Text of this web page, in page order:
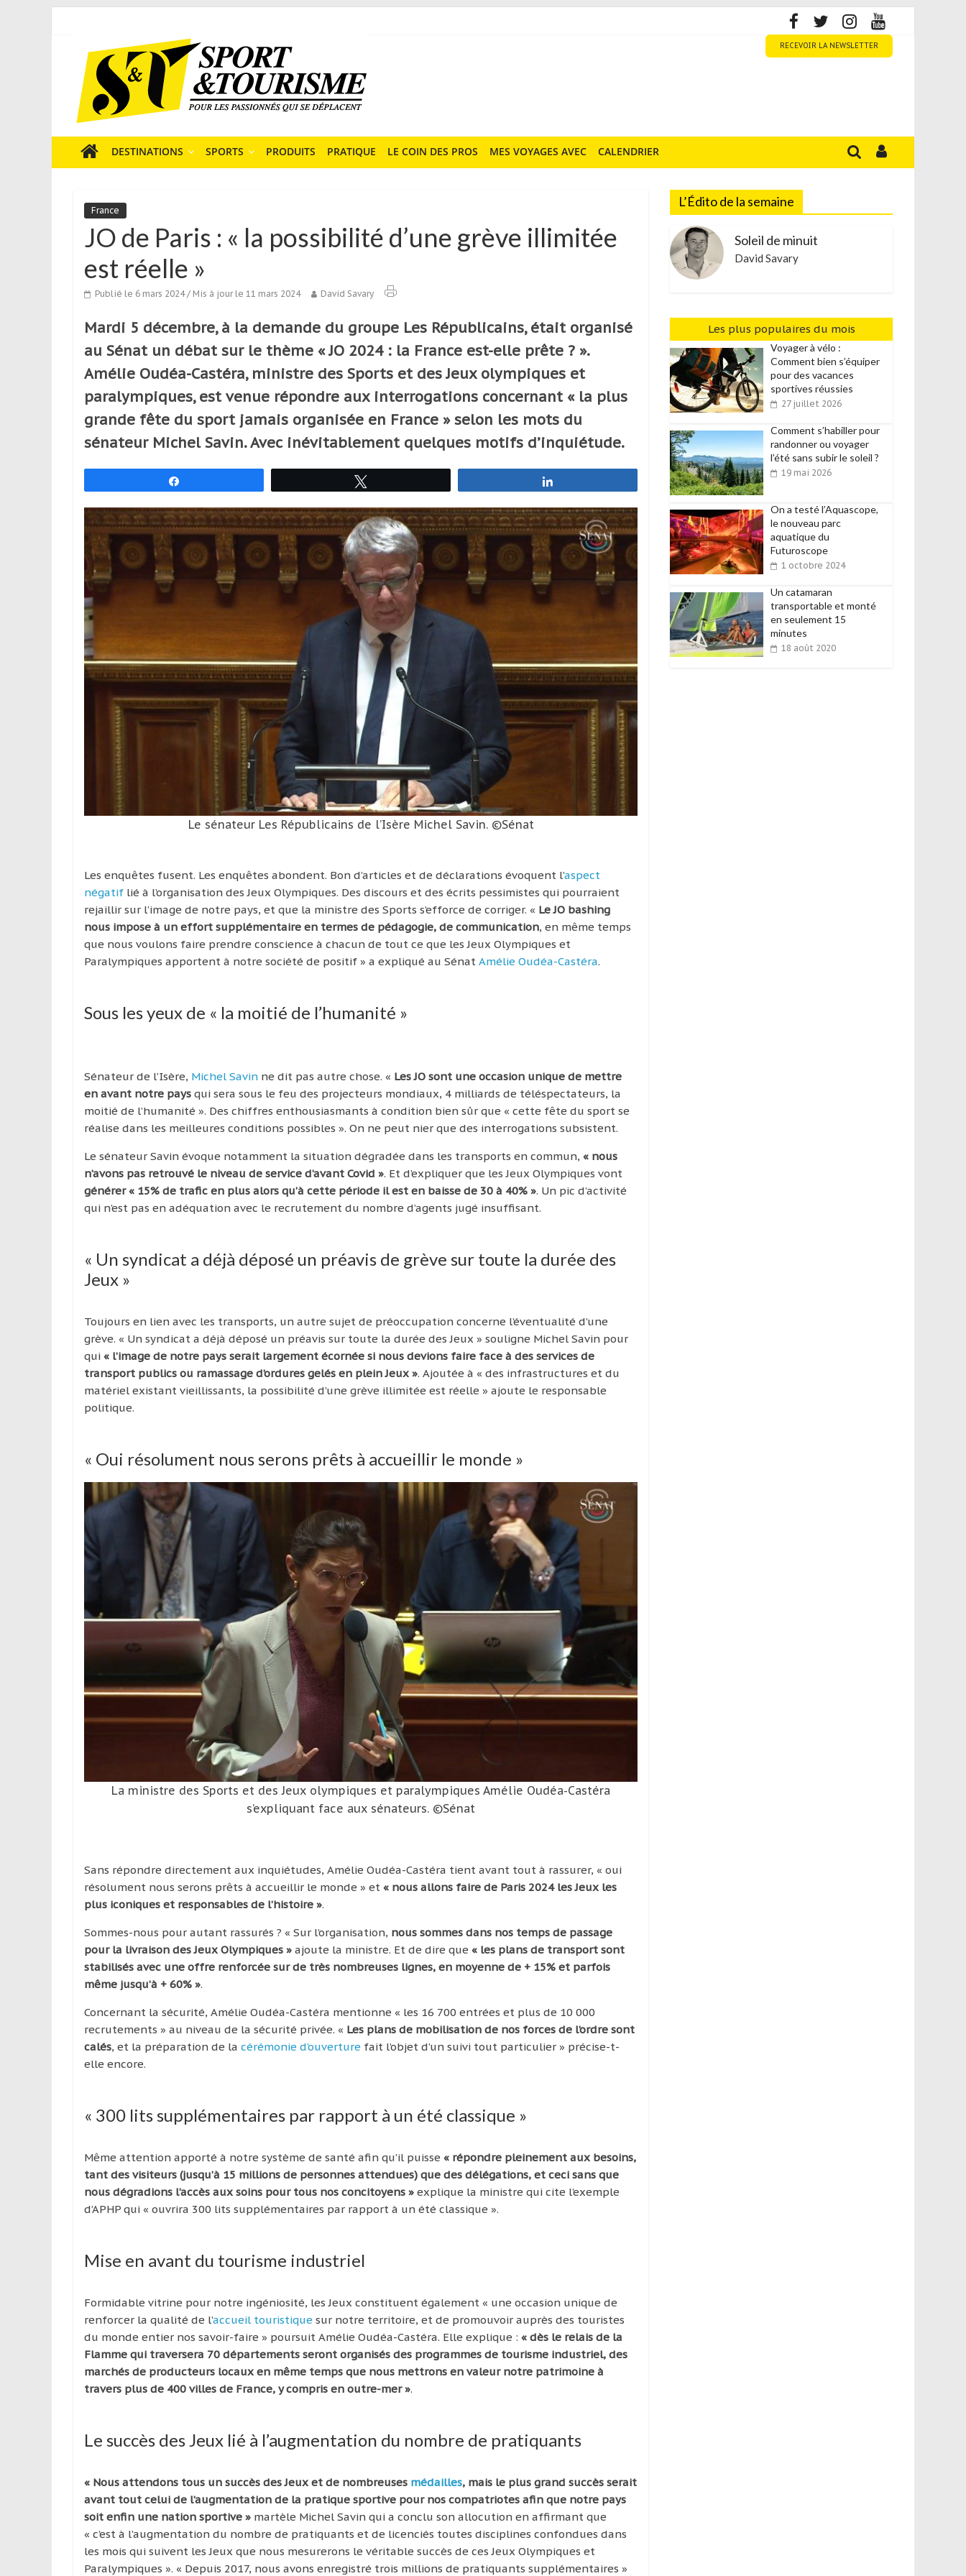
content
Tourisme
est
un
média
sur
sportif
s’adresse
aux
ponctuels
ou
réguliers,
pratiquants,
passionnés
simples
spectateurs
de
qui
se
déplacent
en
France
l’étranger
pour
leur
passion,
tout
profitant
découverte
culturelle
pays
région
RECEVOIR LA NEWSLETTER
DESTINATIONS SPORTS PRODUITS PRATIQUE LE COIN DES PROS MES VOYAGES AVEC CALENDRIER
France
JO de Paris : « la possibilité d’une grève illimitée
est réelle »
Publié le 6 mars 2024/ Mis à jour le 11 mars 2024 David Savary
Mardi 5 décembre, à la demande du groupe Les Républicains, était organisé
au Sénat un débat sur le thème « JO 2024 : la France est-elle prête ? ».
Amélie Oudéa-Castéra, ministre des Sports et des Jeux olympiques et
paralympiques, est venue répondre aux interrogations concernant « la plus
grande fête du sport jamais organisée en France » selon les mots du
sénateur Michel Savin. Avec inévitablement quelques motifs d’inquiétude.
Le sénateur Les Républicains de l’Isère Michel Savin. ©Sénat
Les enquêtes fusent. Les enquêtes abondent. Bon d’articles et de déclarations évoquent l’aspect
négatif lié à l’organisation des Jeux Olympiques. Des discours et des écrits pessimistes qui pourraient
rejaillir sur l’image de notre pays, et que la ministre des Sports s’efforce de corriger. « Le JO bashing
nous impose à un effort supplémentaire en termes de pédagogie, de communication, en même temps
que nous voulons faire prendre conscience à chacun de tout ce que les Jeux Olympiques et
Paralympiques apportent à notre société de positif » a expliqué au Sénat Amélie Oudéa-Castéra.
Sous les yeux de « la moitié de l’humanité »
Sénateur de l’Isère, Michel Savin ne dit pas autre chose. « Les JO sont une occasion unique de mettre
en avant notre pays qui sera sous le feu des projecteurs mondiaux, 4 milliards de téléspectateurs, la
moitié de l’humanité ». Des chiffres enthousiasmants à condition bien sûr que « cette fête du sport se
réalise dans les meilleures conditions possibles ». On ne peut nier que des interrogations subsistent.
Le sénateur Savin évoque notamment la situation dégradée dans les transports en commun, « nous
n’avons pas retrouvé le niveau de service d’avant Covid ». Et d’expliquer que les Jeux Olympiques vont
générer « 15% de trafic en plus alors qu’à cette période il est en baisse de 30 à 40% ». Un pic d’activité
qui n’est pas en adéquation avec le recrutement du nombre d’agents jugé insuffisant.
« Un syndicat a déjà déposé un préavis de grève sur toute la durée des
Jeux »
Toujours en lien avec les transports, un autre sujet de préoccupation concerne l’éventualité d’une
grève. « Un syndicat a déjà déposé un préavis sur toute la durée des Jeux » souligne Michel Savin pour
qui « l’image de notre pays serait largement écornée si nous devions faire face à des services de
transport publics ou ramassage d’ordures gelés en plein Jeux ». Ajoutée à « des infrastructures et du
matériel existant vieillissants, la possibilité d’une grève illimitée est réelle » ajoute le responsable
politique.
« Oui résolument nous serons prêts à accueillir le monde »
La ministre des Sports et des Jeux olympiques et paralympiques Amélie Oudéa-Castéra
s’expliquant face aux sénateurs. ©Sénat
Sans répondre directement aux inquiétudes, Amélie Oudéa-Castéra tient avant tout à rassurer, « oui
résolument nous serons prêts à accueillir le monde » et « nous allons faire de Paris 2024 les Jeux les
plus iconiques et responsables de l’histoire ».
Sommes-nous pour autant rassurés ? « Sur l’organisation, nous sommes dans nos temps de passage
pour la livraison des Jeux Olympiques » ajoute la ministre. Et de dire que « les plans de transport sont
stabilisés avec une offre renforcée sur de très nombreuses lignes, en moyenne de + 15% et parfois
même jusqu’à + 60% ».
Concernant la sécurité, Amélie Oudéa-Castéra mentionne « les 16 700 entrées et plus de 10 000
recrutements » au niveau de la sécurité privée. « Les plans de mobilisation de nos forces de l’ordre sont
calés, et la préparation de la cérémonie d’ouverture fait l’objet d’un suivi tout particulier » précise-t-
elle encore.
« 300 lits supplémentaires par rapport à un été classique »
Même attention apporté à notre système de santé afin qu’il puisse « répondre pleinement aux besoins,
tant des visiteurs (jusqu’à 15 millions de personnes attendues) que des délégations, et ceci sans que
nous dégradions l’accès aux soins pour tous nos concitoyens » explique la ministre qui cite l’exemple
d’APHP qui « ouvrira 300 lits supplémentaires par rapport à un été classique ».
Mise en avant du tourisme industriel
Formidable vitrine pour notre ingéniosité, les Jeux constituent également « une occasion unique de
renforcer la qualité de l’accueil touristique sur notre territoire, et de promouvoir auprès des touristes
du monde entier nos savoir-faire » poursuit Amélie Oudéa-Castéra. Elle explique : « dès le relais de la
Flamme qui traversera 70 départements seront organisés des programmes de tourisme industriel, des
marchés de producteurs locaux en même temps que nous mettrons en valeur notre patrimoine à
travers plus de 400 villes de France, y compris en outre-mer ».
Le succès des Jeux lié à l’augmentation du nombre de pratiquants
« Nous attendons tous un succès des Jeux et de nombreuses médailles, mais le plus grand succès serait
avant tout celui de l’augmentation de la pratique sportive pour nos compatriotes afin que notre pays
soit enfin une nation sportive » martèle Michel Savin qui a conclu son allocution en affirmant que
« c’est à l’augmentation du nombre de pratiquants et de licenciés toutes disciplines confondues dans
les mois qui suivent les Jeux que nous mesurerons le véritable succès de ces Jeux Olympiques et
Paralympiques ». « Depuis 2017, nous avons enregistré trois millions de pratiquants supplémentaires »
L’Édito de la semaine
Soleil de minuit
David Savary
Les plus populaires du mois
Voyager à vélo :
Comment bien s’équiper
pour des vacances
sportives réussies
27 juillet 2026
Comment s’habiller pour
randonner ou voyager
l’été sans subir le soleil ?
19 mai 2026
On a testé l’Aquascope,
le nouveau parc
aquatique du
Futuroscope
1 octobre 2024
Un catamaran
transportable et monté
en seulement 15
minutes
18 août 2020